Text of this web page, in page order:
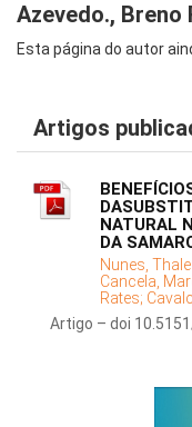
Azevedo., Breno
Esta página do autor
Artigos
NATURAL
DA
Nunes,
Cancela,
Rates;
Artigo – doi